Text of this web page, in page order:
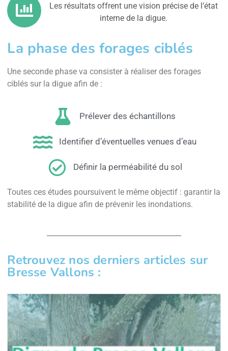
Les résultats offrent une vision précise de l’état
interne de la digue.
La phase des forages ciblés
Une seconde phase va consister à réaliser des forages
ciblés sur la digue afin de :
Prélever des échantillons
Identifier d’éventuelles venues d’eau
Définir la perméabilité du sol
Toutes ces études poursuivent le même objectif : garantir la
stabilité de la digue afin de prévenir les inondations.
Retrouvez nos derniers articles sur
Bresse Vallons :